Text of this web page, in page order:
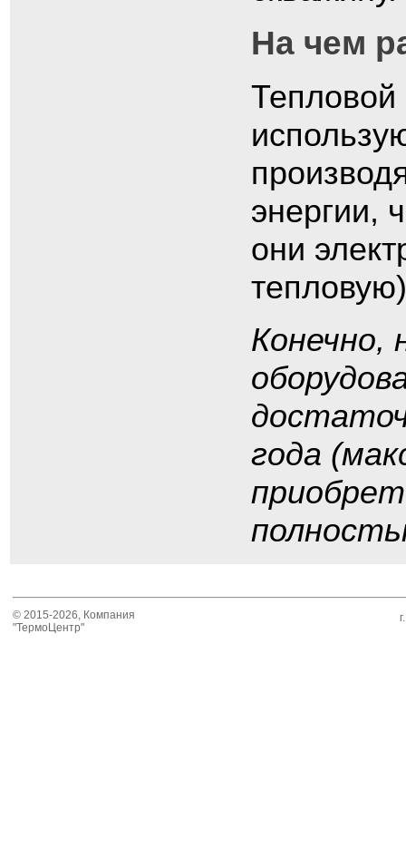
На чем
Тепловой
энергии,
они
Конечно,
года
© 2015-2026, Компания
"ТермоЦентр"